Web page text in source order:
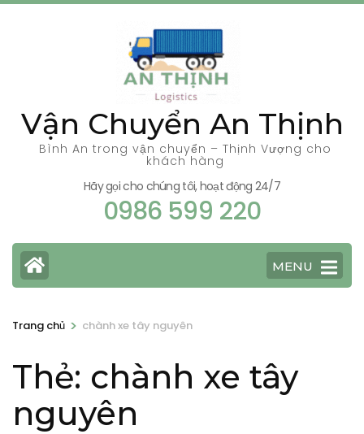
Bỏ
dungVận Chuyển An Thịnh
Bình An trong vận chuyển – Thịnh Vượng cho
khách hàng
Hãy gọi cho chúng tôi, hoạt động 24/7
0986 599 220
MENU
Trang chủ > chành xe tây nguyên
Thẻ: chành xe tây
nguyên